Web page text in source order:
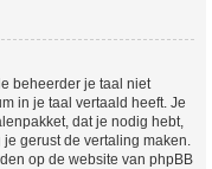
beheerder je taal niet
in je taal vertaald heeft. Je
dat je nodig hebt,
gerust de vertaling maken.
op de website van phpBB